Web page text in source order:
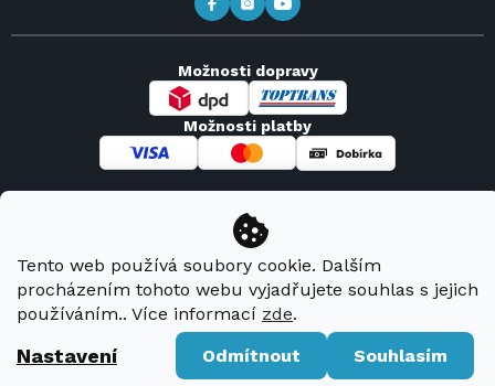
Tento web používá soubory cookie. Dalším
procházením tohoto webu vyjadřujete souhlas s jejich
používáním.. Více informací zde.
Nastavení Odmítnout Souhlasím
Možnosti dopravy
Možnosti platby
Vytvořil Shoptet Premium
Rohnson. Všechna práva vyhrazena.